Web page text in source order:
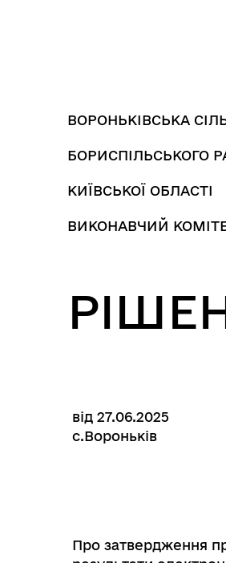
ВОРОНЬКІВСЬКА
БОРИСПІЛЬСЬКОГО
КИЇВСЬКОЇ ОБЛАСТІ
ВИКОНАВЧИЙ
від
c
Про затвердження